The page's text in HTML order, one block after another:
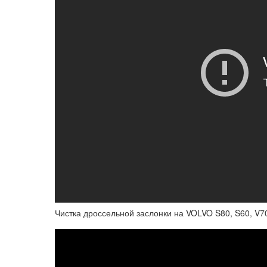
Чистка дроссельной заслонки на VOLVO S80, S60,